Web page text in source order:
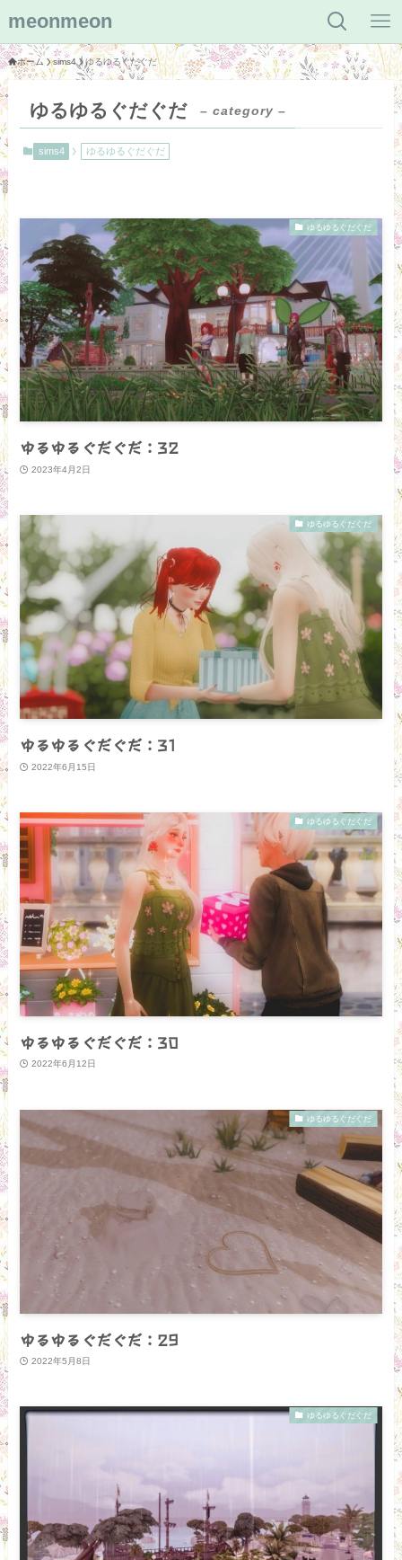
meonmeon
ホーム sims4 ゆるゆるぐだぐだ
ゆるゆるぐだぐだ – category –
sims4 ゆるゆるぐだぐだ
ゆるゆるぐだぐだ
ゆるゆるぐだぐだ：32
2023年4月2日
ゆるゆるぐだぐだ
ゆるゆるぐだぐだ：31
2022年6月15日
ゆるゆるぐだぐだ
ゆるゆるぐだぐだ：30
2022年6月12日
ゆるゆるぐだぐだ
ゆるゆるぐだぐだ：29
2022年5月8日
ゆるゆるぐだぐだ